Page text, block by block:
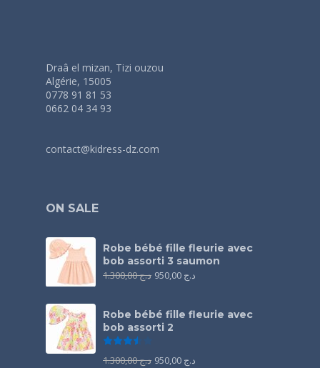
Draâ el mizan, Tizi ouzou
Algérie, 15005
0778 91 81 53
0662 04 34 93
contact@kidress-dz.com
ON SALE
Robe bébé fille fleurie avec
bob assorti 3 saumon
د.ج1.300,00 د.ج
Robe bébé fille fleurie avec
bob assorti 2
د.ج1.300,00 د.ج